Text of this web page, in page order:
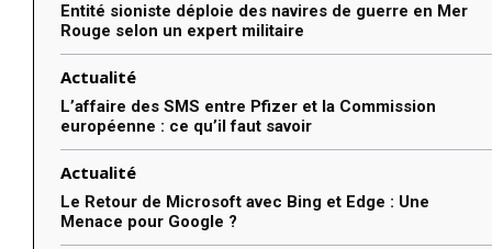
Entité sioniste déploie des navires de guerre en Mer
Rouge selon un expert militaire
Actualité
L’affaire des SMS entre Pfizer et la Commission
européenne : ce qu’il faut savoir
Actualité
Le Retour de Microsoft avec Bing et Edge : Une
Menace pour Google ?